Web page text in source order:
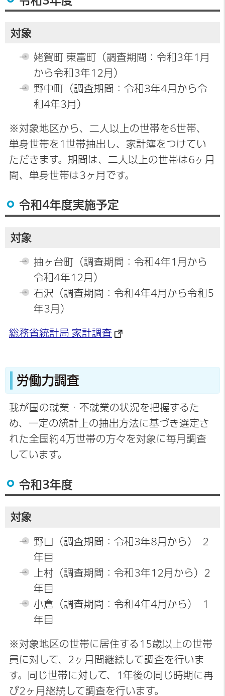
対象
姥賀町 東富町 （調査期間：令和3年1月
から令和3年12月）
野中町（調査期間：令和3年4月から令
和4年3月）
※対象地区から、二人以上の世帯を6世帯、
単身世帯を1世帯抽出し、家計簿をつけてい
ただきます。期間は、二人以上の世帯は6ヶ月
間、単身世帯は3ヶ月です。
令和4年度実施予定
対象
抽ヶ台町（調査期間：令和4年1月から
令和4年12月）
石沢（調査期間：令和4年4月から令和5
年3月）
総務省統計局 家計調査
労働力調査
我が国の就業・不就業の状況を把握するた
め、一定の統計上の抽出方法に基づき選定さ
れた全国約4万世帯の方々を対象に毎月調査
しています。
令和3年度
対象
野口（調査期間：令和3年8月から） 2
年目
上村（調査期間：令和3年12月から）2
年目
小倉（調査期間：令和4年4月から） 1
年目
※対象地区の世帯に居住する15歳以上の世帯
員に対して、2ヶ月間継続して調査を行いま
す。同じ世帯に対して、1年後の同じ時期に再
び2ヶ月継続して調査を行います。